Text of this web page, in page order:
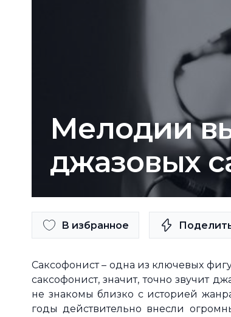
Мелодии
джазовых
В избранное
Саксофонист – одна из ключевых
саксофонист, значит, точно звучит
не знакомы близко с историей
годы действительно внесли